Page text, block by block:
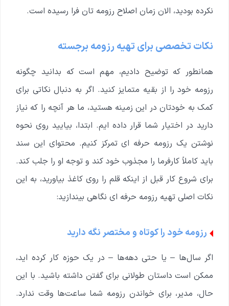
نکرده بودید، الان زمان اصلاح رزومه تان فرا رسیده است.
نکات تخصصی برای تهیه رزومه برجسته
همانطور که توضیح دادیم، مهم است که بدانید چگونه
رزومه خود را از بقیه متمایز کنید. اگر به دنبال نکاتی برای
کمک به خودتان در این زمینه هستید، ما هر آنچه را که نیاز
دارید در اختیار شما قرار داده ایم. ابتدا، بیایید روی نحوه
نوشتن یک رزومه حرفه ای تمرکز کنیم. محتوای این سند
باید کاملاً کارفرما را مجذوب خود کند و توجه او را جلب کند.
برای شروع کار قبل از اینکه قلم را روی کاغذ بیاورید، به این
نکات اصلی تهیه رزومه حرفه ای نگاهی بیندازید:
رزومه خود را کوتاه و مختصر نگه دارید
اگر سال‌ها – یا حتی دهه‌ها – در یک حوزه کار کرده اید،
ممکن است داستان طولانی برای گفتن داشته باشید. با این
حال، مدیر، برای خواندن رزومه شما ساعت‌ها وقت ندارد.